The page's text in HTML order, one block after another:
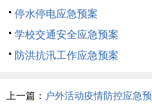
篇）
停水停电应急预案
学校交通安全应急预案
防洪抗汛工作应急预案
上一篇： 户外活动疫情防控应急预